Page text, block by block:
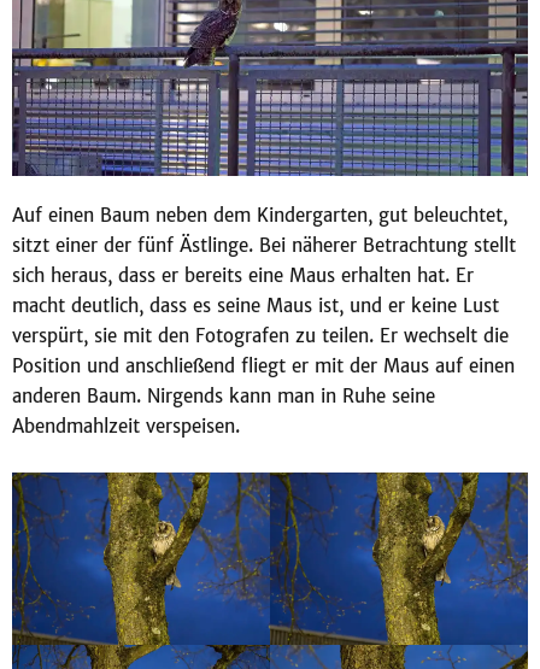
Auf einen Baum neben dem Kindergarten, gut beleuchtet,
sitzt einer der fünf Ästlinge. Bei näherer Betrachtung stellt
sich heraus, dass er bereits eine Maus erhalten hat. Er
macht deutlich, dass es seine Maus ist, und er keine Lust
verspürt, sie mit den Fotografen zu teilen. Er wechselt die
Position und anschließend fliegt er mit der Maus auf einen
anderen Baum. Nirgends kann man in Ruhe seine
Abendmahlzeit verspeisen.